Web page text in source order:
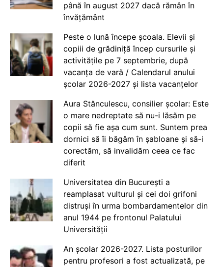
până în august 2027 dacă rămân în
învățământ
Peste o lună începe școala. Elevii și
copiii de grădiniță încep cursurile și
activitățile pe 7 septembrie, după
vacanța de vară / Calendarul anului
școlar 2026-2027 și lista vacanțelor
Aura Stănculescu, consilier școlar: Este
o mare nedreptate să nu-i lăsăm pe
copii să fie așa cum sunt. Suntem prea
dornici să îi băgăm în șabloane și să-i
corectăm, să invalidăm ceea ce fac
diferit
Universitatea din București a
reamplasat vulturul și cei doi grifoni
distruși în urma bombardamentelor din
anul 1944 pe frontonul Palatului
Universității
An școlar 2026-2027. Lista posturilor
pentru profesori a fost actualizată, pe